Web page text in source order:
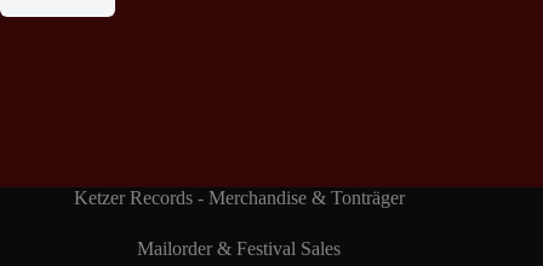
Ketzer Records - Merchandise & Tonträger
Mailorder & Festival Sales